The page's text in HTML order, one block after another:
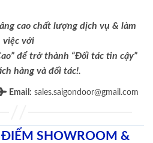
cao chất lượng dịch vụ & làm
việc với
để trở thành “Đối tác tin cậy”
hàng và đối tác!.
Email : sales.saigondoor@gmail.com
SHOWROOM &